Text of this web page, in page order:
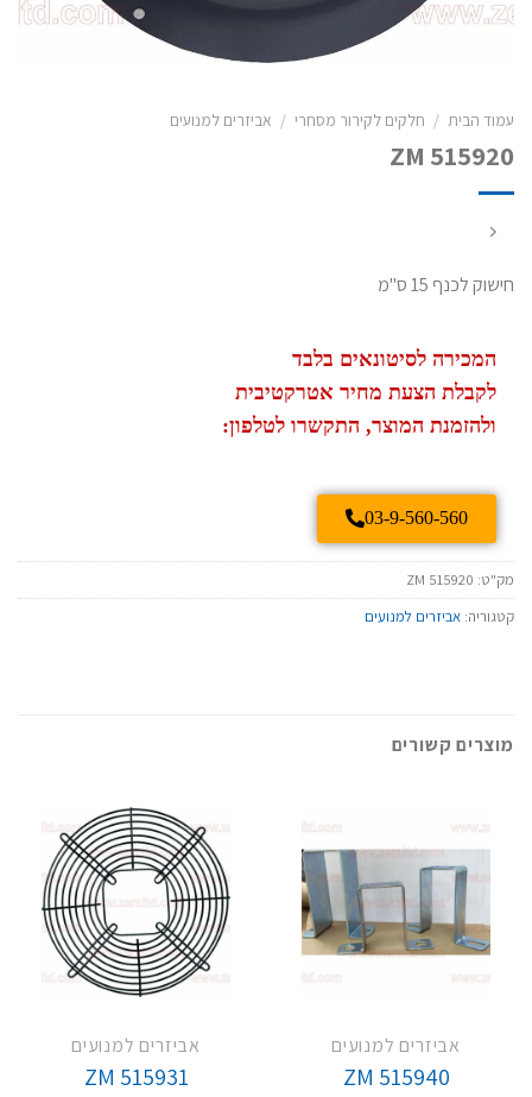
עמוד הבית / חלקים לקירור מסחרי / אביזרים למנועים
ZM 515920
חישוק לכנף 15 ס"מ
המכירה לסיטונאים בלבד
לקבלת הצעת מחיר אטרקטיבית
ולהזמנת המוצר, התקשרו לטלפון:
03-9-560-560
מק"ט: ZM 515920
קטגוריה: אביזרים למנועים
מוצרים קשורים
אביזרים למנועים
ZM 515940
אביזרים למנועים
ZM 515931